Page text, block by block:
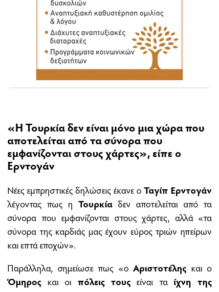
«Η Τουρκία δεν είναι μόνο μια χώρα που
αποτελείται από τα σύνορα που
εμφανίζονται στους χάρτες», είπε ο
Ερντογάν
Νέες εμπρηστικές δηλώσεις έκανε οΤαγίπ Ερντογάν
λέγοντας πως η Τουρκία δεν αποτελείται από τα
σύνορα που εμφανίζονται στους χάρτες, αλλά «τα
σύνορα της καρδιάς μας έχουν εύρος τριών ηπείρων
και επτά εποχών».
Παράλληλα, σημείωσε πως «ο Αριστοτέλης και ο
Όμηρος και οι πόλεις τουςείναι τα ίχνη της